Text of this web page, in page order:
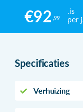
€92 ,99
.is
per
Specificaties
Verhuizing